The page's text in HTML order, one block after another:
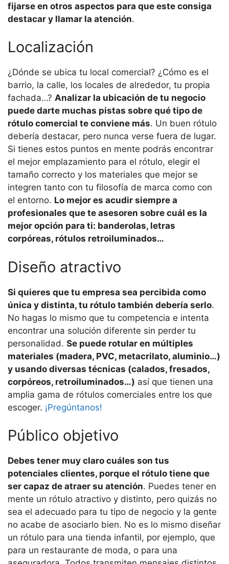
fijarse en otros aspectos para que este consiga
destacar y llamar la atención.
Localización
¿Dónde se ubica tu local comercial? ¿Cómo es el
barrio, la calle, los locales de alrededor, tu propia
fachada…? Analizar la ubicación de tu negocio
puede darte muchas pistas sobre qué tipo de
rótulo comercial te conviene más. Un buen rótulo
debería destacar, pero nunca verse fuera de lugar.
Si tienes estos puntos en mente podrás encontrar
el mejor emplazamiento para el rótulo, elegir el
tamaño correcto y los materiales que mejor se
integren tanto con tu filosofía de marca como con
el entorno. Lo mejor es acudir siempre a
profesionales que te asesoren sobre cuál es la
mejor opción para ti: banderolas, letras
corpóreas, rótulos retroiluminados…
Diseño atractivo
Si quieres que tu empresa sea percibida como
única y distinta, tu rótulo también debería serlo.
No hagas lo mismo que tu competencia e intenta
encontrar una solución diferente sin perder tu
personalidad. Se puede rotular en múltiples
materiales (madera, PVC, metacrilato, aluminio…)
y usando diversas técnicas (calados, fresados,
corpóreos, retroiluminados…) así que tienen una
amplia gama de rótulos comerciales entre los que
escoger. ¡Pregúntanos!
Público objetivo
Debes tener muy claro cuáles son tus
potenciales clientes, porque el rótulo tiene que
ser capaz de atraer su atención. Puedes tener en
mente un rótulo atractivo y distinto, pero quizás no
sea el adecuado para tu tipo de negocio y la gente
no acabe de asociarlo bien. No es lo mismo diseñar
un rótulo para una tienda infantil, por ejemplo, que
para un restaurante de moda, o para una